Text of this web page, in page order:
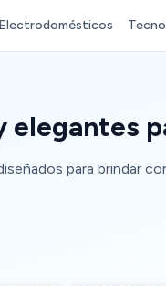
Electrodomésticos
elegantes
para brindar